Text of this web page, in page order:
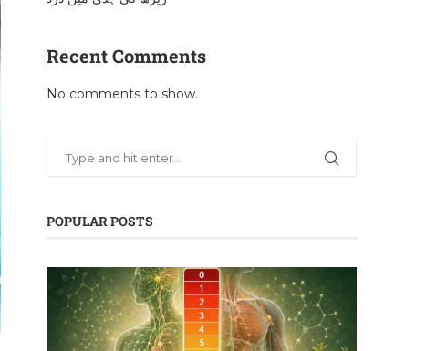
Recent Comments
No comments to show.
POPULAR POSTS